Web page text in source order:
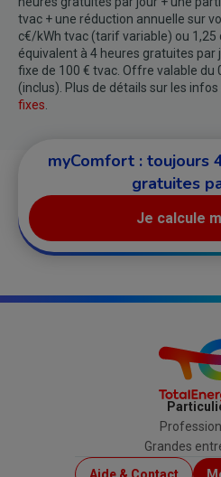
tvac + une réduction annuelle sur
c€/kWh tvac (tarif variable) ou
équivalent à 4 heures gratuites par
fixe de 100 € tvac. Offre valable
(inclus). Plus de détails sur les
fixes.
myComfort : toujours
gratuites
Je calcule
Grandes